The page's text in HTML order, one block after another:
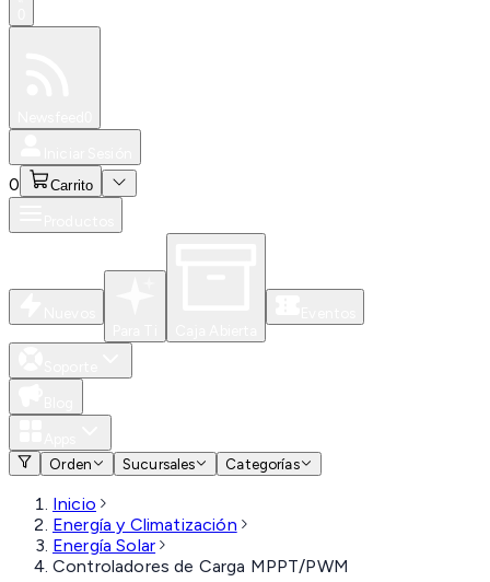
0 Carrito
Orden
Sucursales Categorías
Inicio
Energía y Climatización
Energía Solar
Controladores de Carga MPPT/PWM